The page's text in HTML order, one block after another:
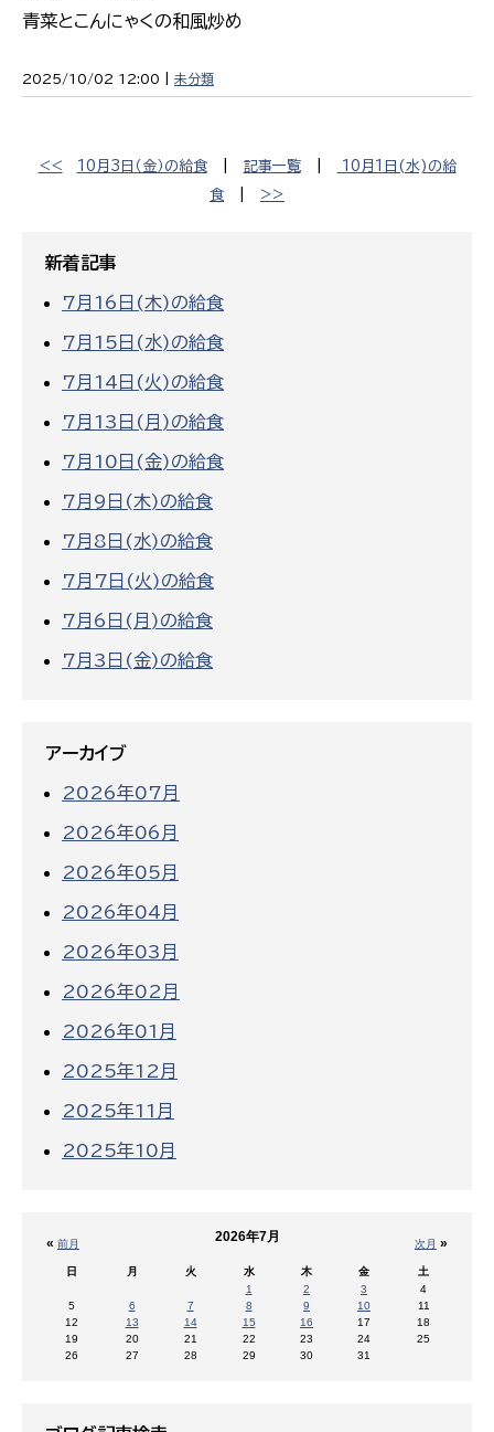
青菜とこんにゃくの和風炒め
2025/10/02 12:00 | 未分類
<< 10月3日（金）の給食| 記事一覧|
10月1日(水)の給
食
>>
新着記事
7月16日(木)の給食
7月15日(水)の給食
7月14日(火)の給食
7月13日(月)の給食
7月10日(金)の給食
7月9日(木)の給食
7月8日(水)の給食
7月7日(火)の給食
7月6日(月)の給食
7月3日(金)の給食
アーカイブ
2026年07月
2026年06月
2026年05月
2026年04月
2026年03月
2026年02月
2026年01月
2025年12月
2025年11月
2025年10月
« 前月 次月 »
2026年7月
日 月 火 水 木 金
土
1
2 3
4
5
6 7 8 9 10
11
12
13 14 15 16 17
18
19
20 21 22 23 24
25
26
27 28 29 30 31